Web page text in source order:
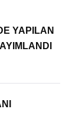
YAPILAN